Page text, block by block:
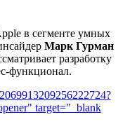
в сегменте умных
Марк Гурман
разработку
функционал.
target="_blank